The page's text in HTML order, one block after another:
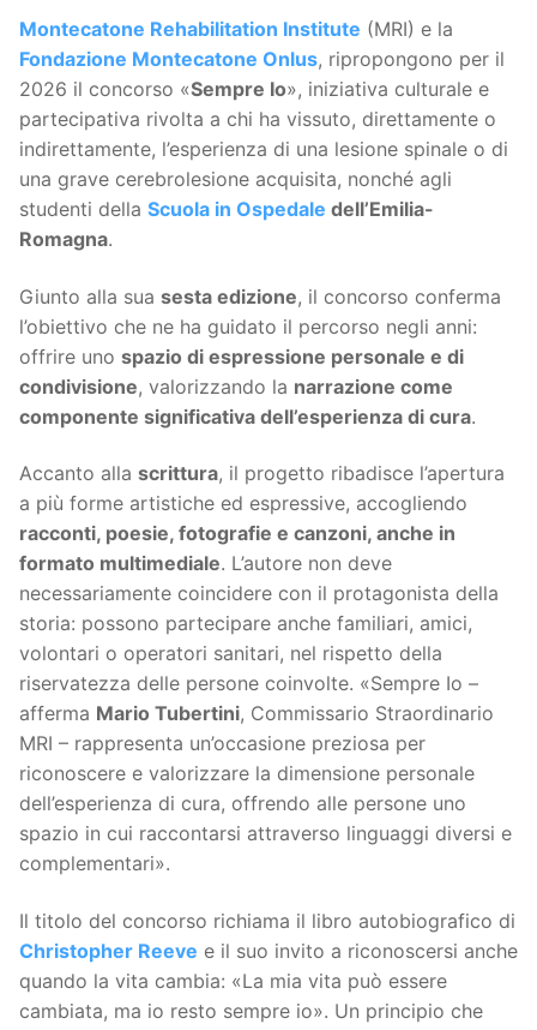
Montecatone Rehabilitation Institute (MRI) e la
Fondazione Montecatone Onlus, ripropongono per il
2026 il concorso «Sempre Io», iniziativa culturale e
partecipativa rivolta a chi ha vissuto, direttamente o
indirettamente, l’esperienza di una lesione spinale o di
una grave cerebrolesione acquisita, nonché agli
studenti della Scuola in Ospedale dell’Emilia-
Romagna.
Giunto alla sua sesta edizione, il concorso conferma
l’obiettivo che ne ha guidato il percorso negli anni:
offrire uno spazio di espressione personale e di
condivisione, valorizzando la narrazione come
componente significativa dell’esperienza di cura.
Accanto alla scrittura, il progetto ribadisce l’apertura
a più forme artistiche ed espressive, accogliendo
racconti, poesie, fotografie e canzoni, anche in
formato multimediale. L’autore non deve
necessariamente coincidere con il protagonista della
storia: possono partecipare anche familiari, amici,
volontari o operatori sanitari, nel rispetto della
riservatezza delle persone coinvolte. «Sempre Io –
afferma Mario Tubertini, Commissario Straordinario
MRI – rappresenta un’occasione preziosa per
riconoscere e valorizzare la dimensione personale
dell’esperienza di cura, offrendo alle persone uno
spazio in cui raccontarsi attraverso linguaggi diversi e
complementari».
Il titolo del concorso richiama il libro autobiografico di
Christopher Reeve e il suo invito a riconoscersi anche
quando la vita cambia: «La mia vita può essere
cambiata, ma io resto sempre io». Un principio che